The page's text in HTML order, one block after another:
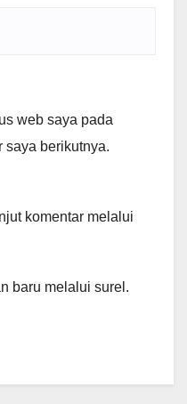
web saya pada
saya berikutnya.
komentar melalui
baru melalui surel.